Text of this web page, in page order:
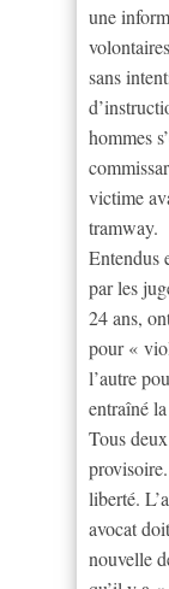
une
sans
hommes
victime
tramway.
Entendus
par les
24 ans,
pour «
l’autre
entraîné
Tous
liberté.
avocat
nouvelle